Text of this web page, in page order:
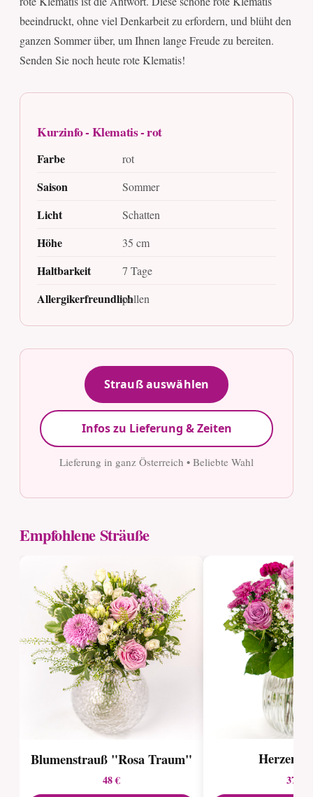
beeindruckt, ohne viel Denkarbeit zu erfordern, und blüht den
ganzen Sommer über, um Ihnen lange Freude zu bereiten.
Senden Sie noch heute rote Klematis!
Kurzinfo - Klematis - rot
Farbe rot
Saison Sommer
Licht Schatten
Höhe 35 cm
Haltbarkeit 7 Tage
Allergikerfreundlichpollen
Strauß auswählen
Infos zu Lieferung & Zeiten
Lieferung in ganz Österreich • Beliebte Wahl
Empfohlene Sträuße
Blumenstrauß "Rosa Traum"
48 € 37 €